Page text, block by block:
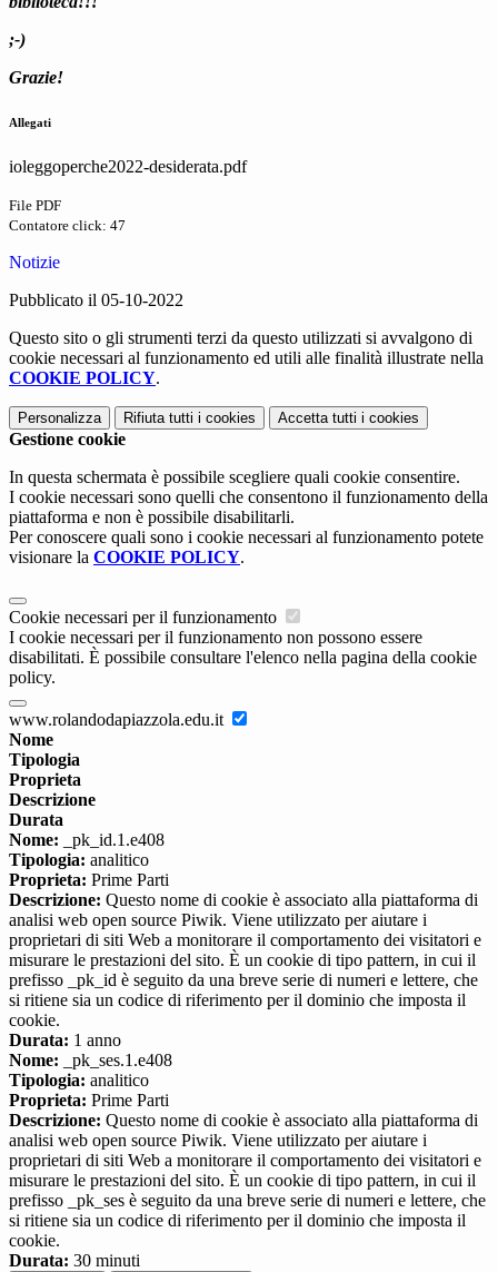
;-)
Grazie!
Allegati
ioleggoperche2022-desiderata.pdf
File PDF
Contatore click: 47
Notizie
Pubblicato il 05-10-2022
Questo sito o gli strumenti terzi da questo utilizzati si avvalgono di
cookie necessari al funzionamento ed utili alle finalità illustrate nella
COOKIE POLICY.
Personalizza Rifiuta tutti i cookies Accetta tutti i cookies
Gestione cookie
In questa schermata è possibile scegliere quali cookie consentire.
I cookie necessari sono quelli che consentono il funzionamento della
piattaforma e non è possibile disabilitarli.
Per conoscere quali sono i cookie necessari al funzionamento potete
visionare la COOKIE POLICY.
Cookie necessari per il funzionamento
I cookie necessari per il funzionamento non possono essere
disabilitati. È possibile consultare l'elenco nella pagina della cookie
policy.
www.rolandodapiazzola.edu.it
Nome
Tipologia
Proprieta
Descrizione
Durata
Nome: _pk_id.1.e408
Tipologia: analitico
Proprieta: Prime Parti
Descrizione: Questo nome di cookie è associato alla piattaforma di
analisi web open source Piwik. Viene utilizzato per aiutare i
proprietari di siti Web a monitorare il comportamento dei visitatori e
misurare le prestazioni del sito. È un cookie di tipo pattern, in cui il
prefisso _pk_id è seguito da una breve serie di numeri e lettere, che
si ritiene sia un codice di riferimento per il dominio che imposta il
cookie.
Durata: 1 anno
Nome: _pk_ses.1.e408
Tipologia: analitico
Proprieta: Prime Parti
Descrizione: Questo nome di cookie è associato alla piattaforma di
analisi web open source Piwik. Viene utilizzato per aiutare i
proprietari di siti Web a monitorare il comportamento dei visitatori e
misurare le prestazioni del sito. È un cookie di tipo pattern, in cui il
prefisso _pk_ses è seguito da una breve serie di numeri e lettere, che
si ritiene sia un codice di riferimento per il dominio che imposta il
cookie.
Durata: 30 minuti